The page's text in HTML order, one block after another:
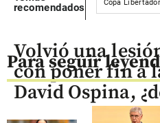
recomendados
Copa
Para seguir
Volvió una
con poner fin a
David Ospina,